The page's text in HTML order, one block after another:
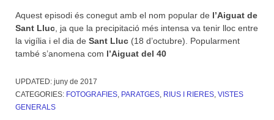
Aquest episodi és conegut amb el nom popular de l’Aiguat de
Sant Lluc , ja que la precipitació més intensa va tenir lloc entre
la vigília i el dia de Sant Lluc (18 d’octubre). Popularment
també s’anomena com l’Aiguat del 40
UPDATED: juny de 2017
CATEGORIES: FOTOGRAFIES, PARATGES, RIUS I RIERES, VISTES
GENERALS